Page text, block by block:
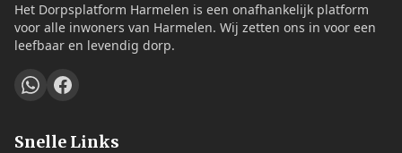
Het Dorpsplatform Harmelen is een onafhankelijk platform
voor alle inwoners van Harmelen. Wij zetten ons in voor een
leefbaar en levendig dorp.
Snelle Links